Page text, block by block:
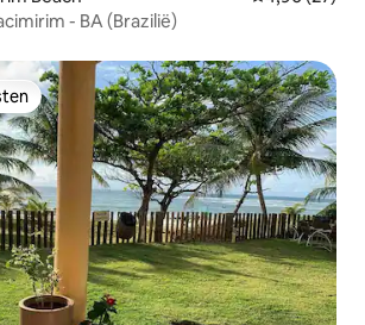
- BA (Brazilië)